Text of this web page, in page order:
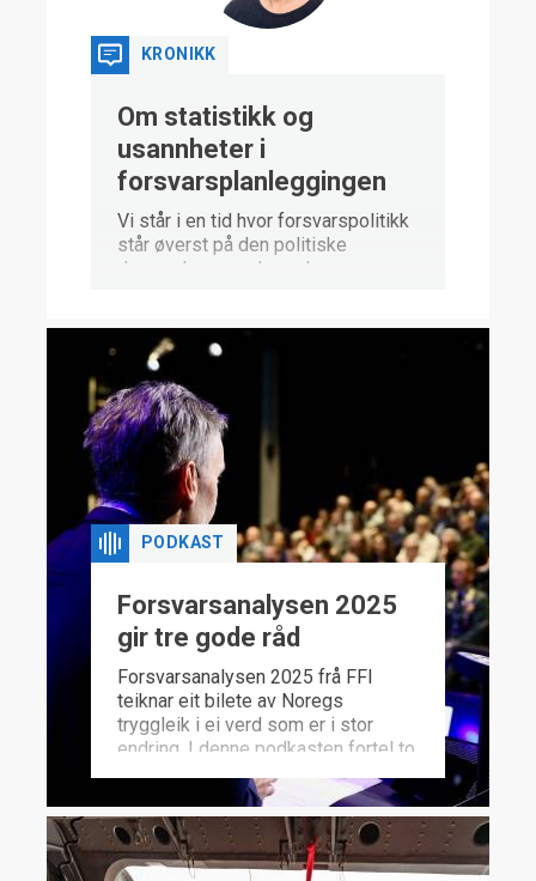
forsvarsplanlegging.
KRONIKK
Om statistikk og
usannheter i
forsvarsplanleggingen
Vi står i en tid hvor forsvarspolitikk
står øverst på den politiske
dagsordenen og hvor den
politisk oppmerksomhet, dette
«Zeitenwende», har kommet brått i
Norge. For noen er tiden inne for å
peke ut syndebukker for at
Forsvaret ikke ble prioritert høyere i
tidligere statsbudsjetter: Hvem
bærer ansvaret for denne
situasjonen Norge har havnet i?
PODKAST
Forsvarsanalysen 2025
gir tre gode råd
Forsvarsanalysen 2025 frå FFI
teiknar eit bilete av Noregs
tryggleik i ei verd som er i stor
endring. I denne podkasten fortel to
av forskarane bak analysen, Cecilie
Sendstad og Espen Skjelland, om
dei viktigaste funna og
utfordringane. Dei gir også nokre
gode råd på vegen.